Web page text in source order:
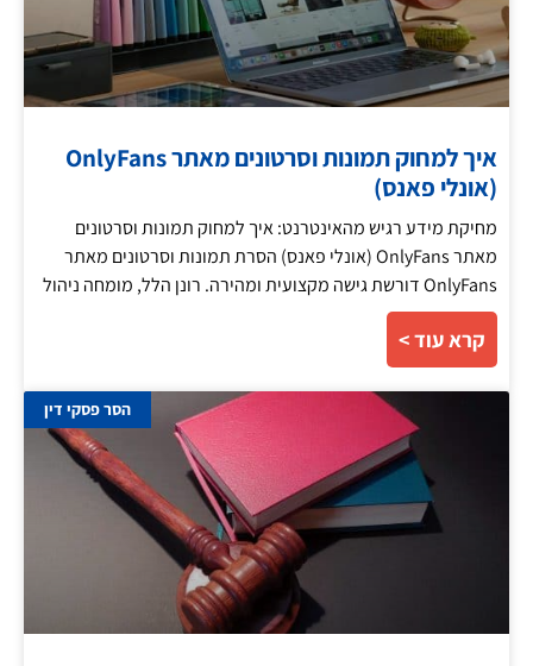
איך למחוק תמונות וסרטונים מאתר OnlyFans
(אונלי פאנס)
מחיקת מידע רגיש מהאינטרנט: איך למחוק תמונות וסרטונים
מאתר OnlyFans (אונלי פאנס) הסרת תמונות וסרטונים מאתר
OnlyFans דורשת גישה מקצועית ומהירה. רונן הלל, מומחה ניהול
קרא עוד >
הסר פסקי דין